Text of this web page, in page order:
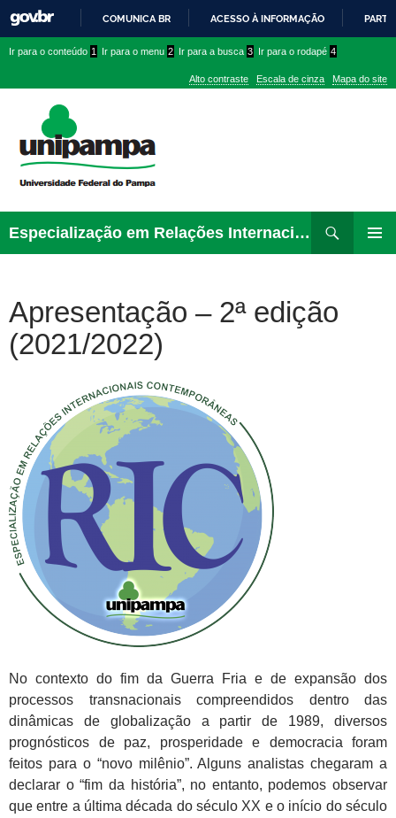
PARA
CONTEÚDO
COMUNICA BR ACESSO À INFORMAÇÃO
conteúdo
menu
superior
menu
Ir para o conteúdo 1 Ir para o menu 2 Ir para a busca 3 Ir para o rodapé 4
Alto contraste Escala de cinza Mapa do site
Especialização em Relações Internacionais Contemporâneas
para
Apresentação – 2ª edição
(2021/2022)
No contexto do fim da Guerra Fria e de expansão dos
processos transnacionais compreendidos dentro das
dinâmicas de globalização a partir de 1989, diversos
prognósticos de paz, prosperidade e democracia foram
feitos para o “novo milênio”. Alguns analistas chegaram a
declarar o “fim da história”, no entanto, podemos observar
que entre a última década do século XX e o início do século